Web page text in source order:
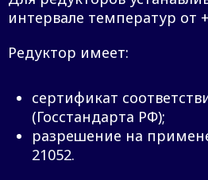
интервале температур от
Редуктор имеет:
сертификат
(Госстандарта РФ);
разрешение на
21052.